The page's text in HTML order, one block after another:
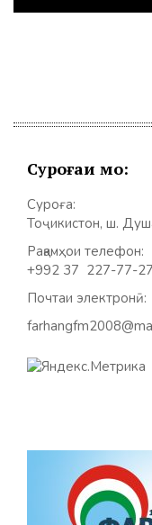
Суроғаи мо:
Суроға:
Тоҷикистон, ш.
Рақамҳои телефон:
+992 37 227-77-
Почтаи электронӣ: